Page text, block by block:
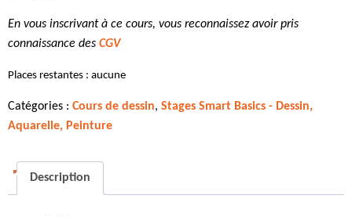
En vous inscrivant à ce cours, vous reconnaissez avoir pris
connaissance des CGV
Places restantes : aucune
Catégories : Cours de dessin, Stages Smart Basics - Dessin,
Aquarelle, Peinture
Description